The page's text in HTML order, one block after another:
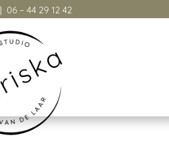
| 06 – 44 29 12 42
| 06-26094760